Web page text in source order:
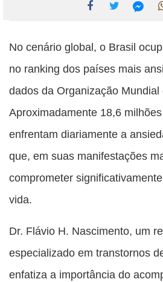
esta
publicação
Facebook
esta
publicação
esta
No cenário global, o Brasil
no ranking dos países mais
dados da Organização
Aproximadamente 18,6
enfrentam diariamente a
que, em suas manifestações
comprometer
vida.
Dr. Flávio H. Nascimento, um
especializado em transtornos
enfatiza a importância do